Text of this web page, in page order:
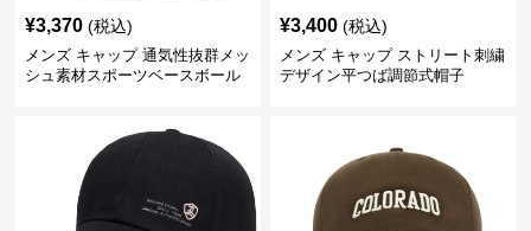
¥3,370 (税込)
メンズ キャップ 通気性抜群メッ
シュ素材スポーツベースボール
¥3,400 (税込)
メンズ キャップ ストリート刺繍
デザイン平つば調節式帽子